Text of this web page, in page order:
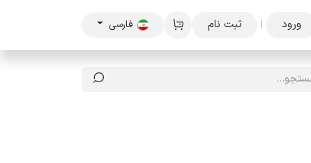
ورود | ثبت نام فارسی